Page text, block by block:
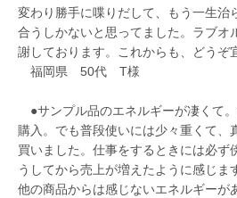
変わり勝手に喋りだして、もう一生治
合うしかないと思ってました。ラブオ
謝しております。これからも、どうぞ
福岡県 50代 T様
●サンプル品のエネルギーが凄くて
購入。でも普段使いには少々重くて、
買いました。仕事をするときには必ず
うしてから売上が増えたように感じま
他の商品からは感じないエネルギーが